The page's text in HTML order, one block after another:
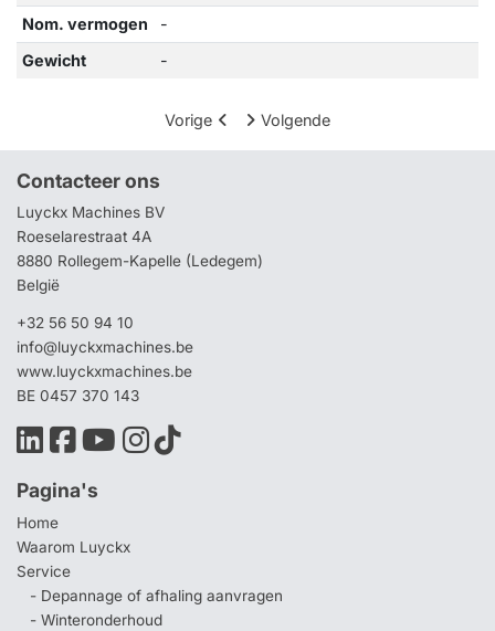
Nom. vermogen
-
Gewicht
-
Vorige Volgende
Contacteer ons
Luyckx Machines BV
Roeselarestraat 4A
8880 Rollegem-Kapelle (Ledegem)
België
+32 56 50 94 10
info@luyckxmachines.be
www.luyckxmachines.be
BE 0457 370 143
Pagina's
Home
Waarom Luyckx
Service
- Depannage of afhaling aanvragen
- Winteronderhoud